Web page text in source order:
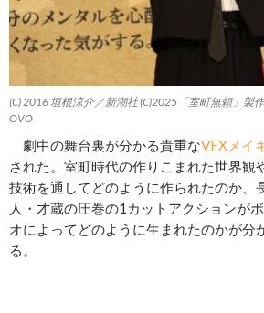
(C) 2016 垣根涼介／新潮社 (C)2025「室町無頼」製
OVO
劇中の舞台裏が分かる貴重なVFXメイ
された。室町時代の作りこまれた世界観
技術を通してどのように作られたのか、
人・才蔵の圧巻の1カットアクションが
オによってどのように生まれたのかが分
る。